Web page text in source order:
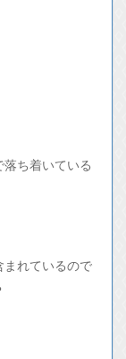
ち着いている
まれているので